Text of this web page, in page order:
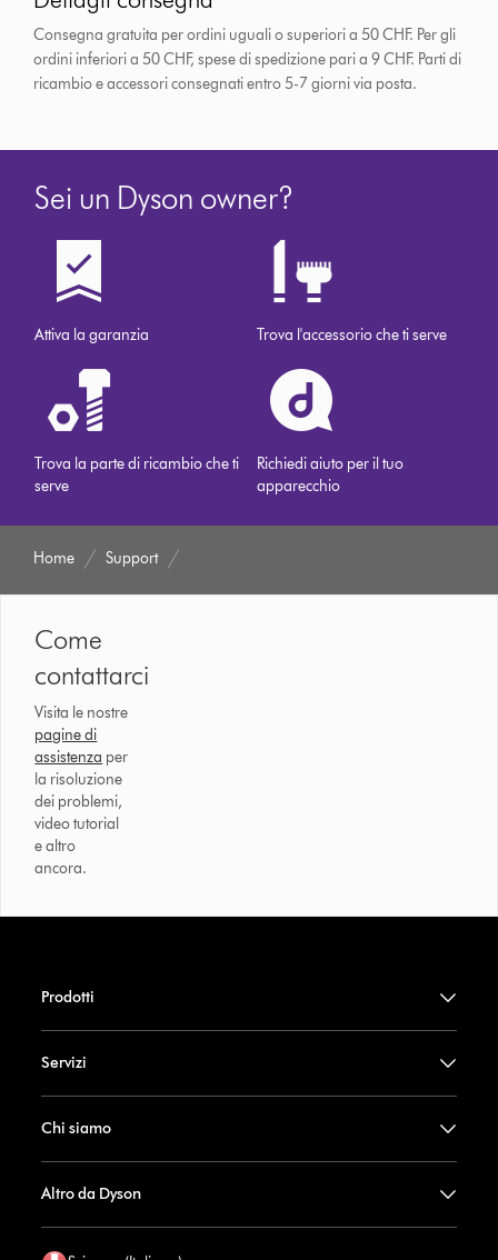
Consegna gratuita per ordini uguali o superiori a 50 CHF. Per gli
ordini inferiori a 50 CHF, spese di spedizione pari a 9 CHF. Parti di
ricambio e accessori consegnati entro 5-7 giorni via posta.
Sei un Dyson owner?
Attiva la garanzia Trova l'accessorio che ti serve
Trova la parte di ricambio che ti
serve
Richiedi aiuto per il tuo
apparecchio
Home Support
Come
contattarci
Visita le nostre
pagine di
assistenza per
la risoluzione
dei problemi,
video tutorial
e altro
ancora.
Prodotti
Servizi
Chi siamo
Altro da Dyson